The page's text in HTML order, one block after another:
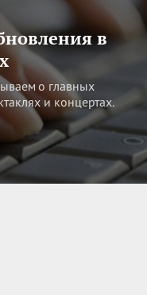
в
о главных
и концертах.